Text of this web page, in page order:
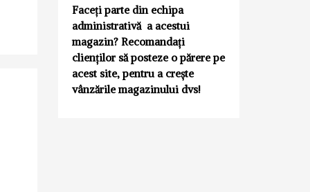
Faceți parte din echipa
administrativă a acestui
magazin? Recomandați
clienților să posteze o părere pe
acest site, pentru a crește
vânzările magazinului dvs!